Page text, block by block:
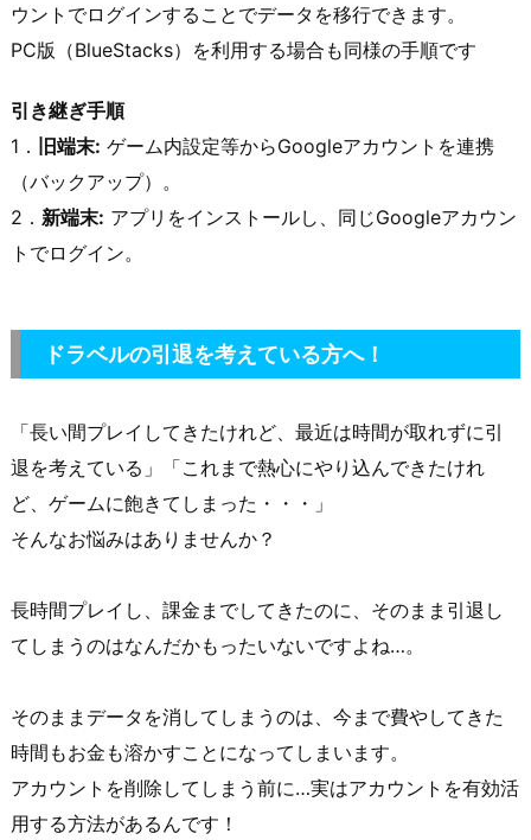
ウントでログインすることでデータを移行できます。
PC版（BlueStacks）を利用する場合も同様の手順です
引き継ぎ手順
1． 旧端末: ゲーム内設定等からGoogleアカウントを連携
（バックアップ）。
2． 新端末: アプリをインストールし、同じGoogleアカウン
トでログイン。
ドラベルの引退を考えている方へ！
「長い間プレイしてきたけれど、最近は時間が取れずに引
退を考えている」「これまで熱心にやり込んできたけれ
ど、ゲームに飽きてしまった・・・」
そんなお悩みはありませんか？
長時間プレイし、課金までしてきたのに、そのまま引退し
てしまうのはなんだかもったいないですよね…。
そのままデータを消してしまうのは、今まで費やしてきた
時間もお金も溶かすことになってしまいます。
アカウントを削除してしまう前に…実はアカウントを有効活
用する方法があるんです！